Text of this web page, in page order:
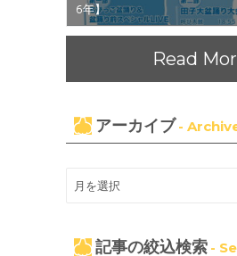
6年】
Read
アーカイブ -
記事の絞込検索 -